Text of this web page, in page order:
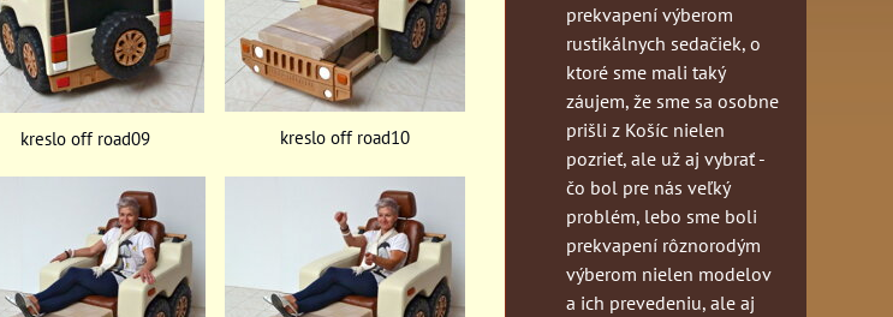
kreslo off road09 kreslo off road10
prekvapení výberom
rustikálnych sedačiek, o
ktoré sme mali taký
záujem, že sme sa osobne
prišli z Košíc nielen
pozrieť, ale už aj vybrať -
čo bol pre nás veľký
problém, lebo sme boli
prekvapení rôznorodým
výberom nielen modelov
a ich prevedeniu, ale aj